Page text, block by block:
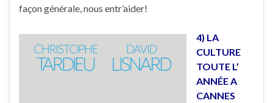
façon générale, nous entr’aider!
4) LA
CULTURE
TOUTE L’
ANNÉE A
CANNES